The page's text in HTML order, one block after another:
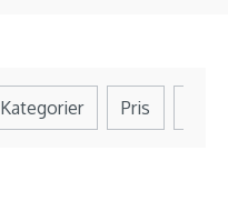
Kategorier Pris